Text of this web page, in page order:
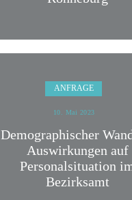
ANFRAGE
10. Mai 2023
Demographischer
Auswirkungen auf
Personalsituation
Bezirksamt